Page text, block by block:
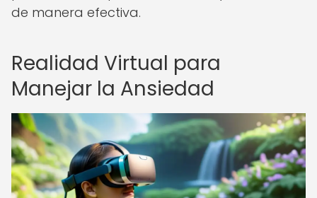
de manera efectiva.
Realidad Virtual para
Manejar la Ansiedad